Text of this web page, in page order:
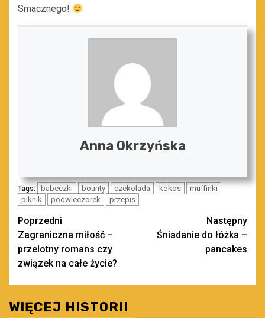
Smacznego!
Anna Okrzyńska
Tags: babeczki bounty czekolada kokos
muffinki
piknik
podwieczorek przepis
Zobacz
wpisy
Poprzedni
Zagraniczna miłość –
przelotny romans czy
związek na całe życie?
Następny
Śniadanie do łóżka –
pancakes
WIĘCEJ HISTORII